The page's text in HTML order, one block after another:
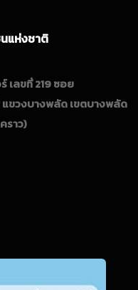
แห่งชาติ
เลขที่ 219 ซอย
ขวงบางพลัด เขตบางพลัด
ราว)